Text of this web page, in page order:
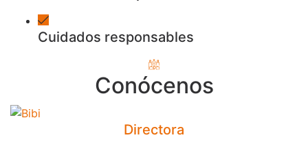
Cuidados responsables
Conócenos
Directora